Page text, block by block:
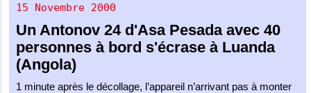
15 Novembre 2000
Un Antonov 24d'Asa Pesadaavec 40
personnes à bord s'écrase à Luanda
(Angola)
1 minute après le décollage, l’appareil n’arrivant pas à monter